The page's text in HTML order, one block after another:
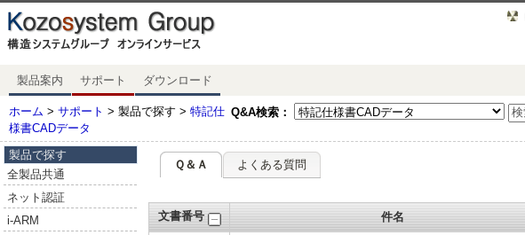
製品案内 サポート ダウンロード
Q&A検索：
ホーム > サポート > 製品で探す > 特記仕
様書CADデータ
製品で探す
全製品共通
ネット認証
i-ARM
Ｑ＆Ａ
よくある質問
文書番号
件名